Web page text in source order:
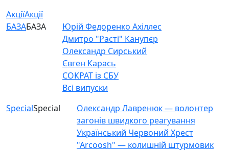
АкціїАкції
БАЗАБАЗА
Юрій Федоренко Ахіллес
Дмитро "Расті" Канупєр
Олександр Сирський
Євген Карась
СОКРАТ із СБУ
Всі випуски
SpecialSpecial
Олександр Лавренюк — волонтер
загонів швидкого реагування
Український Червоний Хрест
"Arcoosh" — колишній штурмовик